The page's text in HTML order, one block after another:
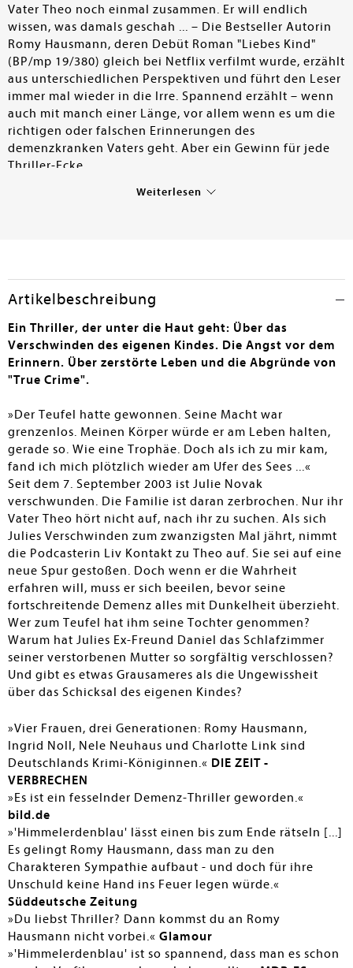
Vater Theo noch einmal zusammen. Er will endlich
wissen, was damals geschah ... – Die Bestseller Autorin
Romy Hausmann, deren Debüt Roman "Liebes Kind"
(BP/mp 19/380) gleich bei Netflix verfilmt wurde, erzählt
aus unterschiedlichen Perspektiven und führt den Leser
immer mal wieder in die Irre. Spannend erzählt – wenn
auch mit manch einer Länge, vor allem wenn es um die
richtigen oder falschen Erinnerungen des
demenzkranken Vaters geht. Aber ein Gewinn für jede
Thriller-Ecke.
Weiterlesen
Artikelbeschreibung
Ein Thriller, der unter die Haut geht: Über das
Verschwinden des eigenen Kindes. Die Angst vor dem
Erinnern. Über zerstörte Leben und die Abgründe von
"True Crime".
»Der Teufel hatte gewonnen. Seine Macht war
grenzenlos. Meinen Körper würde er am Leben halten,
gerade so. Wie eine Trophäe. Doch als ich zu mir kam,
fand ich mich plötzlich wieder am Ufer des Sees ...«
Seit dem 7. September 2003 ist Julie Novak
verschwunden. Die Familie ist daran zerbrochen. Nur ihr
Vater Theo hört nicht auf, nach ihr zu suchen. Als sich
Julies Verschwinden zum zwanzigsten Mal jährt, nimmt
die Podcasterin Liv Kontakt zu Theo auf. Sie sei auf eine
neue Spur gestoßen. Doch wenn er die Wahrheit
erfahren will, muss er sich beeilen, bevor seine
fortschreitende Demenz alles mit Dunkelheit überzieht.
Wer zum Teufel hat ihm seine Tochter genommen?
Warum hat Julies Ex-Freund Daniel das Schlafzimmer
seiner verstorbenen Mutter so sorgfältig verschlossen?
Und gibt es etwas Grausameres als die Ungewissheit
über das Schicksal des eigenen Kindes?
»Vier Frauen, drei Generationen: Romy Hausmann,
Ingrid Noll, Nele Neuhaus und Charlotte Link sind
Deutschlands Krimi-Königinnen.« DIE ZEIT -
VERBRECHEN
»Es ist ein fesselnder Demenz-Thriller geworden.«
bild.de
»'Himmelerdenblau' lässt einen bis zum Ende rätseln [...]
Es gelingt Romy Hausmann, dass man zu den
Charakteren Sympathie aufbaut - und doch für ihre
Unschuld keine Hand ins Feuer legen würde.«
Süddeutsche Zeitung
»Du liebst Thriller? Dann kommst du an Romy
Hausmann nicht vorbei.« Glamour
»'Himmelerdenblau' ist so spannend, dass man es schon